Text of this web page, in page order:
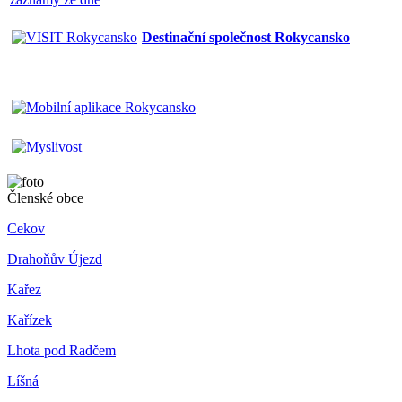
Destinační společnost Rokycansko
Členské obce
Cekov
Drahoňův Újezd
Kařez
Kařízek
Lhota pod Radčem
Líšná